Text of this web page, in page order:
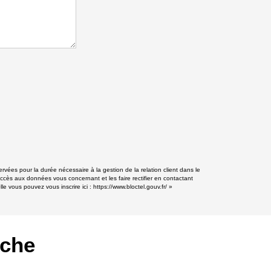
pour la durée nécessaire à la gestion de la relation client dans le
aux données vous concernant et les faire rectifier en contactant
vous pouvez vous inscrire ici : https://www.bloctel.gouv.fr/ »